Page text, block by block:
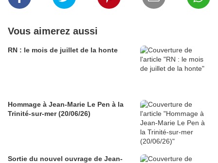
Vous aimerez aussi
RN : le mois de juillet de la honte
Hommage à Jean-Marie Le Pen à la
Trinité-sur-mer (20/06/26)
Sortie du nouvel ouvrage de Jean-